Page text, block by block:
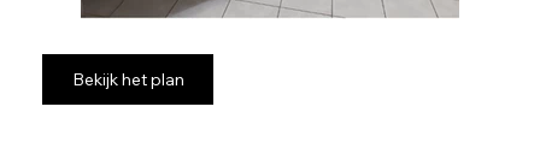
Bekijk het plan